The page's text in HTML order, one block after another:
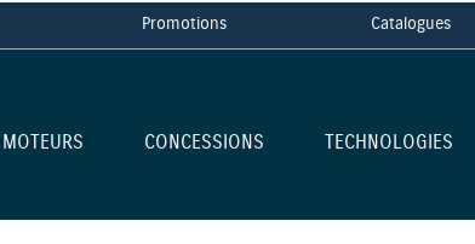
Promotions Catalogues
MOTEURS CONCESSIONS TECHNOLOGIES